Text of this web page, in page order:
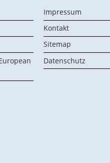
Impressum
Kontakt
Sitemap
Datenschutz